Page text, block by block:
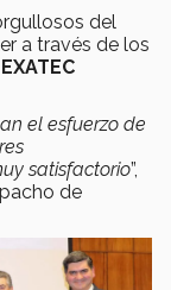
del
a través de los
el esfuerzo de
satisfactorio”,
de